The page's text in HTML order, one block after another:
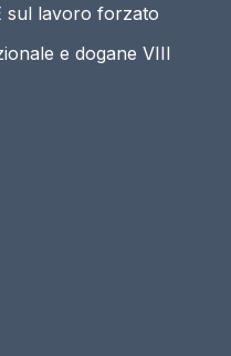
sul lavoro forzato
e dogane VIII